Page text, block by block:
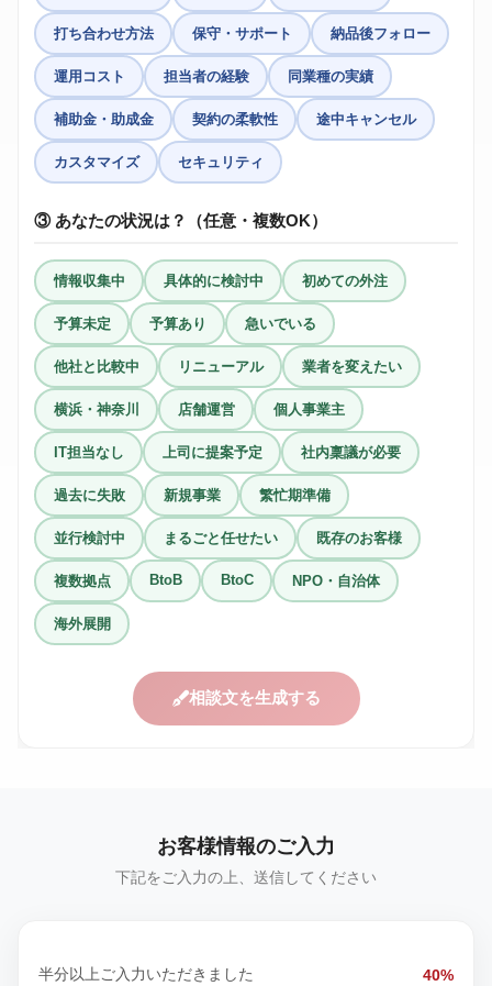
打ち合わせ方法 保守・サポート 納品後フォロー
運用コスト 担当者の経験 同業種の実績
補助金・助成金 契約の柔軟性 途中キャンセル
カスタマイズ セキュリティ
③ あなたの状況は？（任意・複数OK）
情報収集中 具体的に検討中 初めての外注
予算未定 予算あり 急いでいる
他社と比較中 リニューアル 業者を変えたい
横浜・神奈川 店舗運営 個人事業主
IT担当なし 上司に提案予定 社内稟議が必要
過去に失敗 新規事業 繁忙期準備
並行検討中 まるごと任せたい 既存のお客様
複数拠点 BtoB BtoC NPO・自治体
海外展開
相談文を生成する
お客様情報のご入力
下記をご入力の上、送信してください
半分以上ご入力いただきました 40%